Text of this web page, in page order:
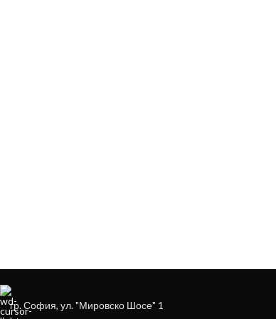
гр. София, ул. "Мировско Шосе" 1